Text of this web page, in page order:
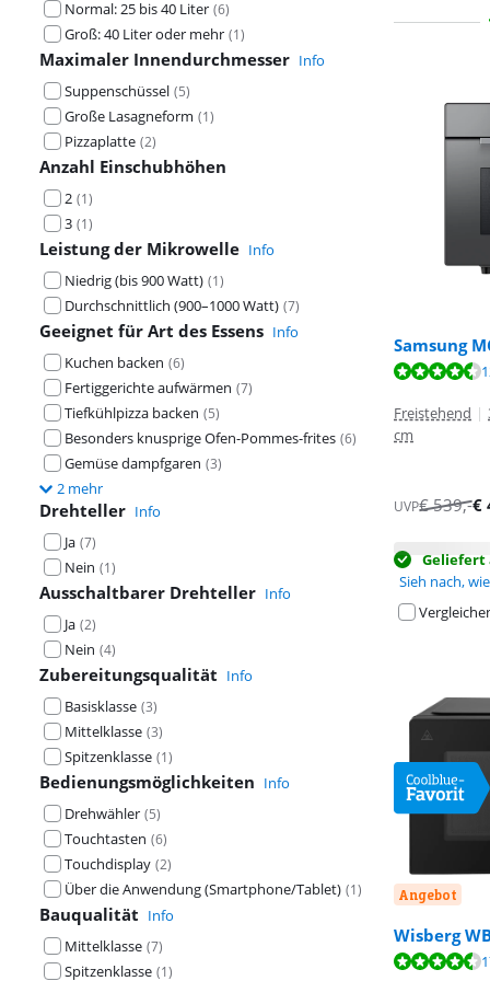
Normal: 25 bis 40 Liter (6)
Groß: 40 Liter oder mehr (1)
Maximaler Innendurchmesser Info
Suppenschüssel (5)
Große Lasagneform (1)
Pizzaplatte (2)
Anzahl Einschubhöhen
2 (1)
3 (1)
Leistung der Mikrowelle Info
Niedrig (bis 900 Watt) (1)
Durchschnittlich (900–1000 Watt) (7)
Geeignet für Art des Essens Info
Kuchen backen (6)
Fertiggerichte aufwärmen (7)
Tiefkühlpizza backen (5)
Besonders knusprige Ofen-Pommes-frites (6)
Gemüse dampfgaren (3)
2 mehr
Drehteller Info
Ja (7)
Nein (1)
Ausschaltbarer Drehteller Info
Ja (2)
Nein (4)
Zubereitungsqualität Info
Basisklasse (3)
Mittelklasse (3)
Spitzenklasse (1)
Bedienungsmöglichkeiten Info
Drehwähler (5)
Touchtasten (6)
Touchdisplay (2)
Über die Anwendung (Smartphone/Tablet) (1)
Bauqualität Info
Mittelklasse (7)
Spitzenklasse (1)
Samsung
Bewertet mit
Freistehend |
cm
UVP€539,-€
Geliefert
Sieh nach,
Bewertet mit
Angebot
Wisberg
Bewertet mit
Bewertet mit